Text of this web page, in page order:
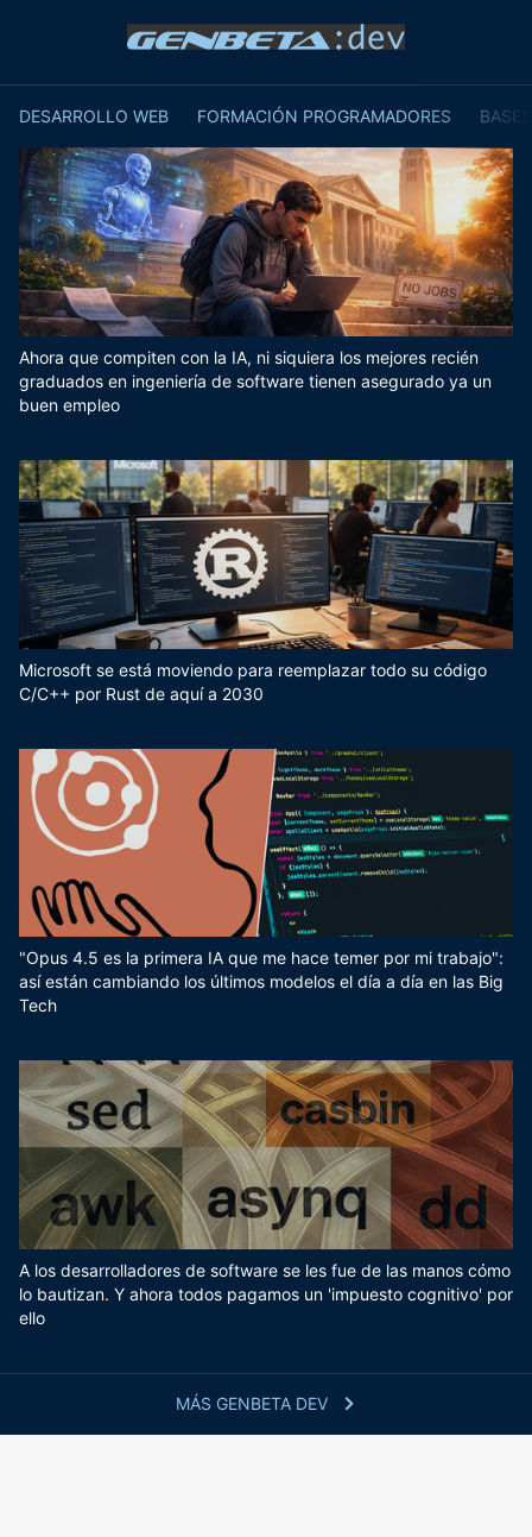
DESARROLLO WEB FORMACIÓN PROGRAMADORES
MÁS GENBETA DEV
Ahora que compiten con la IA, ni siquiera los mejores recién
graduados en ingeniería de software tienen asegurado ya un
buen empleo
Microsoft se está moviendo para reemplazar todo su código
C/C++ por Rust de aquí a 2030
"Opus 4.5 es la primera IA que me hace temer por mi trabajo":
así están cambiando los últimos modelos el día a día en las Big
Tech
A los desarrolladores de software se les fue de las manos cómo
lo bautizan. Y ahora todos pagamos un 'impuesto cognitivo' por
ello